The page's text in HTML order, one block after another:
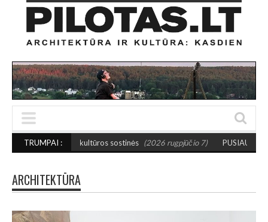
TRUMPAI :
kultūros sostinės (2026 rugpjūčio 7) PUSIAUSVYROS AKTAS
ARCHITEKTŪRA